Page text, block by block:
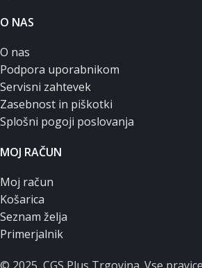
O NAS
O nas
Podpora uporabnikom
Servisni zahtevek
Zasebnost in piškotki
Splošni pogoji poslovanja
MOJ RAČUN
Moj račun
Košarica
Seznam želja
Primerjalnik